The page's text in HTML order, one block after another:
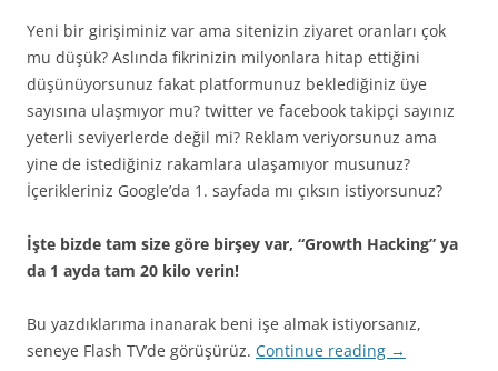
Yeni bir girişiminiz var ama sitenizin ziyaret oranları çok
mu düşük? Aslında fikrinizin milyonlara hitap ettiğini
düşünüyorsunuz fakat platformunuz beklediğiniz üye
sayısına ulaşmıyor mu? twitter ve facebook takipçi sayınız
yeterli seviyerlerde değil mi? Reklam veriyorsunuz ama
yine de istediğiniz rakamlara ulaşamıyor musunuz?
İçerikleriniz Google’da 1. sayfada mı çıksın istiyorsunuz?
İşte bizde tam size göre birşey var, “Growth Hacking” ya
da 1 ayda tam 20 kilo verin!
Bu yazdıklarıma inanarak beni işe almak istiyorsanız,
seneye Flash TV’de görüşürüz. Continue reading →